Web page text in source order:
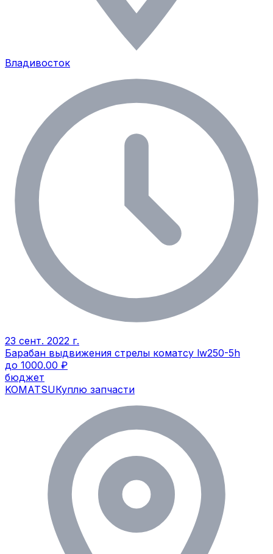
Владивосток
23 сент. 2022 г.
Барабан выдвижения стрелы коматсу lw250-5h
до 1000.00 ₽
бюджет
KOMATSUКуплю запчасти